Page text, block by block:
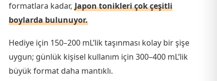
formatlara kadar, Japon tonikleri çok çeşitli
boylarda bulunuyor.
Hediye için 150–200 mL’lik taşınması kolay bir şişe
uygun; günlük kişisel kullanım için 300–400 mL’lik
büyük format daha mantıklı.